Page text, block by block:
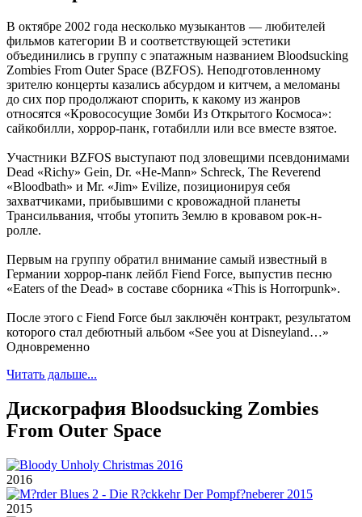
В октябре 2002 года несколько музыкантов — любителей
фильмов категории B и соответствующей эстетики
объединились в группу с эпатажным названием Bloodsucking
Zombies From Outer Space (BZFOS). Неподготовленному
зрителю концерты казались абсурдом и китчем, а меломаны
до сих пор продолжают спорить, к какому из жанров
относятся «Кровососущие Зомби Из Открытого Космоса»:
сайкобилли, хоррор-панк, готабилли или все вместе взятое.
Участники BZFOS выступают под зловещими псевдонимами
Dead «Richy» Gein, Dr. «He-Mann» Schreck, The Reverend
«Bloodbath» и Mr. «Jim» Evilize, позиционируя себя
захватчиками, прибывшими с кровожадной планеты
Трансильвания, чтобы утопить Землю в кровавом рок-н-
ролле.
Первым на группу обратил внимание самый известный в
Германии хоррор-панк лейбл Fiend Force, выпустив песню
«Eaters of the Dead» в составе сборника «This is Horrorpunk».
После этого с Fiend Force был заключён контракт, результатом
которого стал дебютный альбом «See you at Disneyland…»
Одновременно
Читать дальше...
Дискография Bloodsucking Zombies
From Outer Space
2016
2015